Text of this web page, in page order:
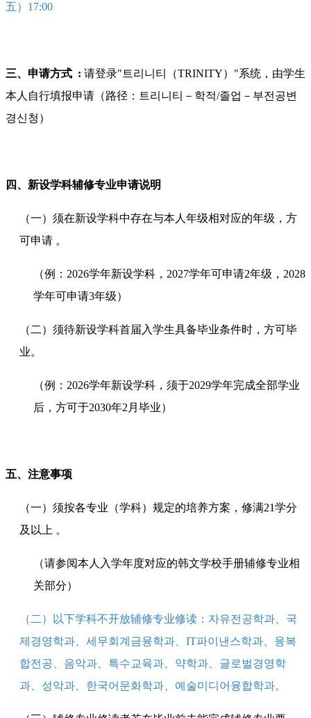
五）17:00
三、申请方式 : 请登录"트리니티（TRINITY）"系统，由学生
本人自行填报申请（路径：트리니티－학적/졸업－부전공변
경신청）
四、新设学科辅修专业申请说明
（一）须在新设学科中存在与本人年级相对应的年级，方
可申请 。
（例：2026学年新设学科，2027学年可申请2年级，2028
学年可申请3年级）
（二）须待新设学科首届入学生具备毕业条件时，方可毕
业。
（例：2026学年新设学科，须于2029学年完成全部学业
后，方可于2030年2月毕业）
五、注意事项
（一）须按各专业（学科）规定的培养方案，修满21学分
及以上 。
（请参阅本人入学年度对应的韩文学校手册辅修专业相
关部分）
（二）以下学科不开放辅修专业修读：자유전공학과、국
제경영학과、세무회계금융학과、IT파이낸스학과、융복
합전공、음악과、특수교육과、약학과、글로벌경영학
과、성악과、한국어문화학과、예술미디어융합학과。